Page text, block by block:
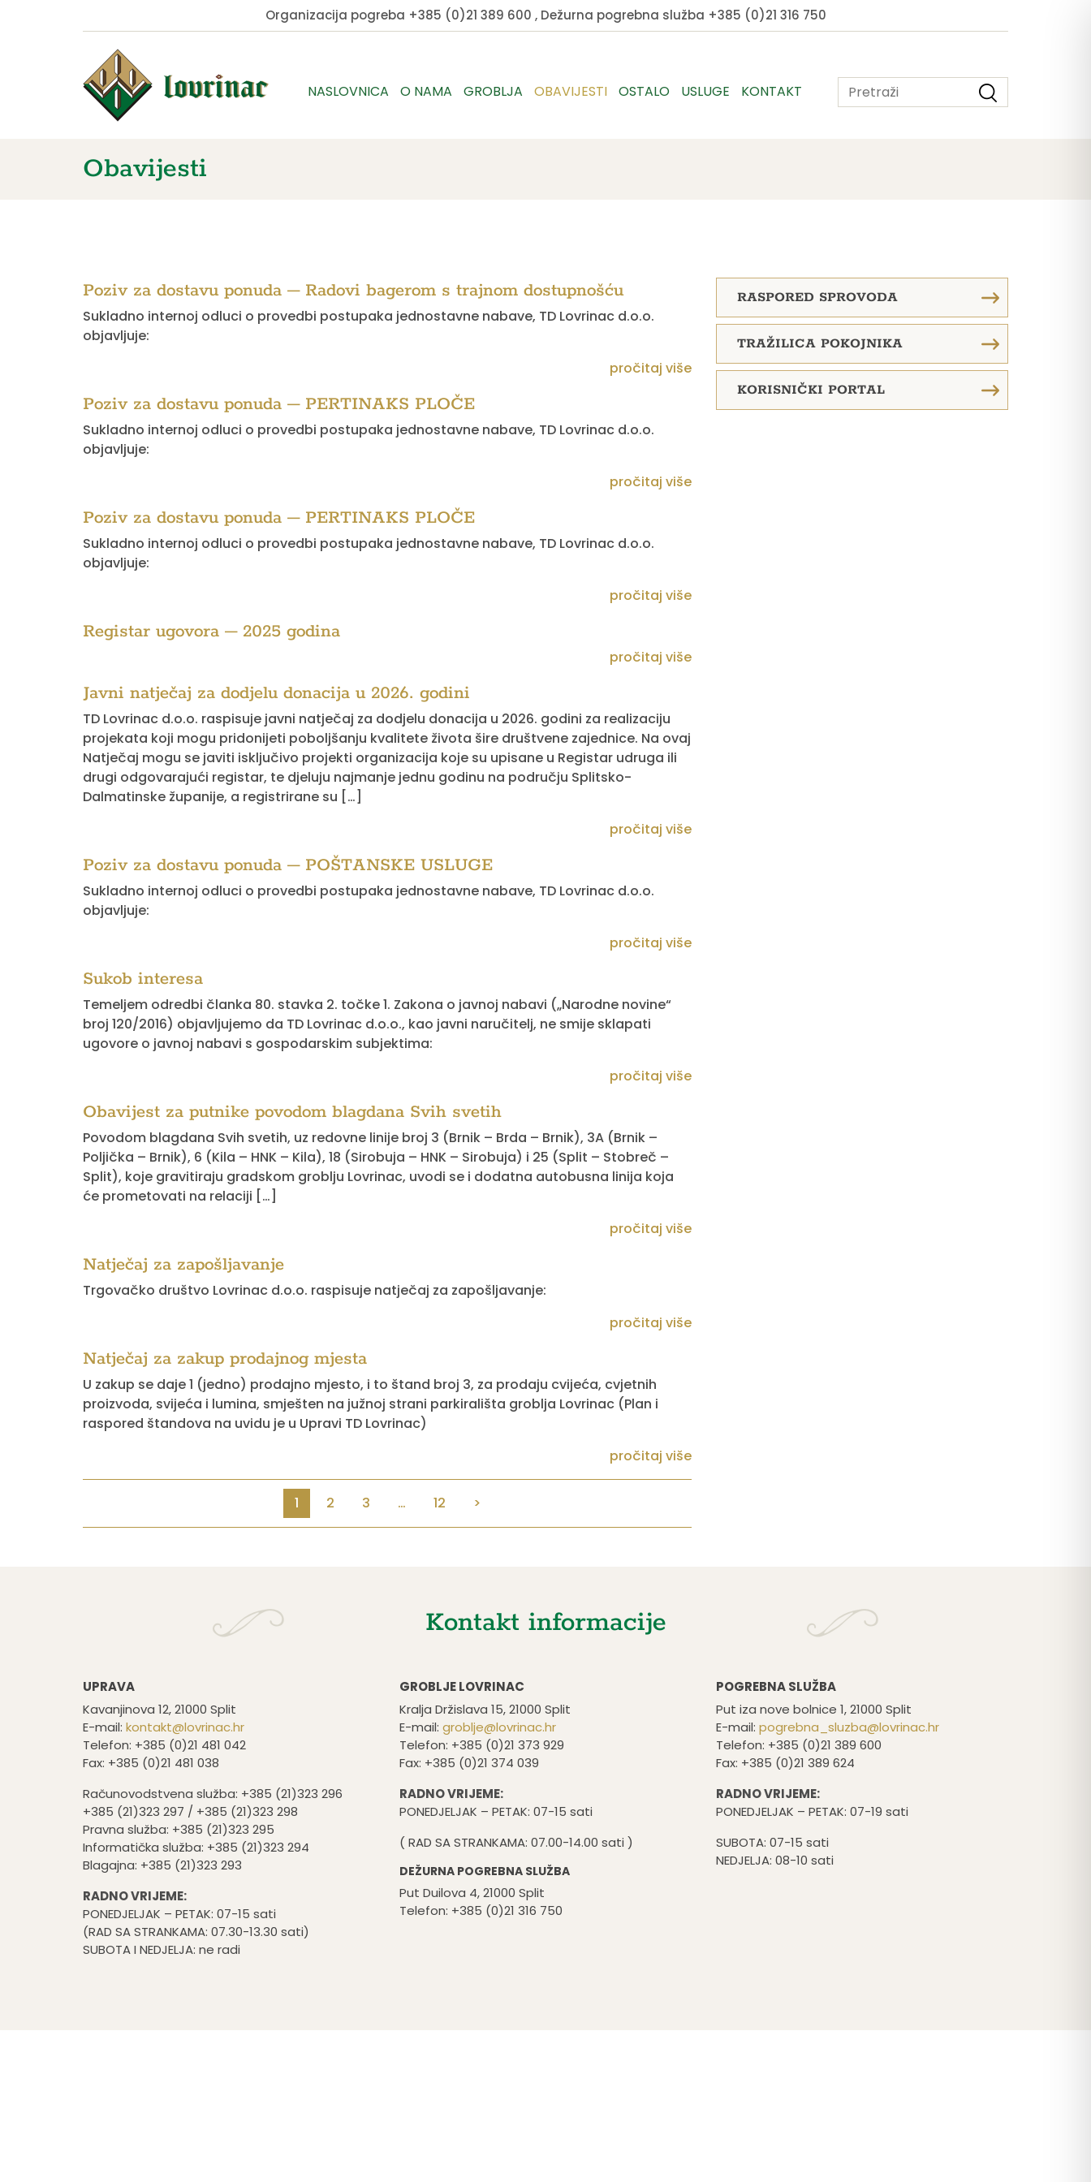
Organizacija pogreba +385 (0)21 389 600 , Dežurna pogrebna služba +385 (0)21 316 750
NASLOVNICA O NAMA GROBLJA OBAVIJESTI OSTALO USLUGE KONTAKT
Obavijesti
Poziv za dostavu ponuda – Radovi bagerom s trajnom dostupnošću
Sukladno internoj odluci o provedbi postupaka jednostavne nabave, TD Lovrinac d.o.o.
objavljuje:
pročitaj više
Poziv za dostavu ponuda – PERTINAKS PLOČE
Sukladno internoj odluci o provedbi postupaka jednostavne nabave, TD Lovrinac d.o.o.
objavljuje:
pročitaj više
Poziv za dostavu ponuda – PERTINAKS PLOČE
Sukladno internoj odluci o provedbi postupaka jednostavne nabave, TD Lovrinac d.o.o.
objavljuje:
pročitaj više
Registar ugovora – 2025 godina
pročitaj više
Javni natječaj za dodjelu donacija u 2026. godini
TD Lovrinac d.o.o. raspisuje javni natječaj za dodjelu donacija u 2026. godini za realizaciju
projekata koji mogu pridonijeti poboljšanju kvalitete života šire društvene zajednice. Na ovaj
Natječaj mogu se javiti isključivo projekti organizacija koje su upisane u Registar udruga ili
drugi odgovarajući registar, te djeluju najmanje jednu godinu na području Splitsko-
Dalmatinske županije, a registrirane su […]
pročitaj više
Poziv za dostavu ponuda – POŠTANSKE USLUGE
Sukladno internoj odluci o provedbi postupaka jednostavne nabave, TD Lovrinac d.o.o.
objavljuje:
pročitaj više
Sukob interesa
Temeljem odredbi članka 80. stavka 2. točke 1. Zakona o javnoj nabavi („Narodne novine“
broj 120/2016) objavljujemo da TD Lovrinac d.o.o., kao javni naručitelj, ne smije sklapati
ugovore o javnoj nabavi s gospodarskim subjektima:
pročitaj više
Obavijest za putnike povodom blagdana Svih svetih
Povodom blagdana Svih svetih, uz redovne linije broj 3 (Brnik – Brda – Brnik), 3A (Brnik –
Poljička – Brnik), 6 (Kila – HNK – Kila), 18 (Sirobuja – HNK – Sirobuja) i 25 (Split – Stobreč –
Split), koje gravitiraju gradskom groblju Lovrinac, uvodi se i dodatna autobusna linija koja
će prometovati na relaciji […]
pročitaj više
Natječaj za zapošljavanje
Trgovačko društvo Lovrinac d.o.o. raspisuje natječaj za zapošljavanje:
pročitaj više
Natječaj za zakup prodajnog mjesta
U zakup se daje 1 (jedno) prodajno mjesto, i to štand broj 3, za prodaju cvijeća, cvjetnih
proizvoda, svijeća i lumina, smješten na južnoj strani parkirališta groblja Lovrinac (Plan i
raspored štandova na uvidu je u Upravi TD Lovrinac)
pročitaj više
1 2 3 … 12 >
RASPORED SPROVODA
TRAŽILICA POKOJNIKA
KORISNIČKI PORTAL
Kontakt informacije
UPRAVA
Kavanjinova 12, 21000 Split
E-mail: kontakt@lovrinac.hr
Telefon: +385 (0)21 481 042
Fax: +385 (0)21 481 038
Računovodstvena služba: +385 (21)323 296
+385 (21)323 297 / +385 (21)323 298
Pravna služba: +385 (21)323 295
Informatička služba: +385 (21)323 294
Blagajna: +385 (21)323 293
RADNO VRIJEME:
PONEDJELJAK – PETAK: 07-15 sati
(RAD SA STRANKAMA: 07.30-13.30 sati)
SUBOTA I NEDJELJA: ne radi
GROBLJE LOVRINAC
Kralja Držislava 15, 21000 Split
E-mail: groblje@lovrinac.hr
Telefon: +385 (0)21 373 929
Fax: +385 (0)21 374 039
RADNO VRIJEME:
PONEDJELJAK – PETAK: 07-15 sati
( RAD SA STRANKAMA: 07.00-14.00 sati )
DEŽURNA POGREBNA SLUŽBA
Put Duilova 4, 21000 Split
Telefon: +385 (0)21 316 750
POGREBNA SLUŽBA
Put iza nove bolnice 1, 21000 Split
E-mail: pogrebna_sluzba@lovrinac.hr
Telefon: +385 (0)21 389 600
Fax: +385 (0)21 389 624
RADNO VRIJEME:
PONEDJELJAK – PETAK: 07-19 sati
SUBOTA: 07-15 sati
NEDJELJA: 08-10 sati